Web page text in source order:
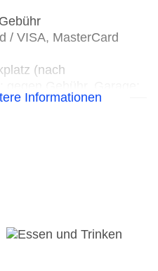
/ VISA, MasterCard
(nach
Informationen